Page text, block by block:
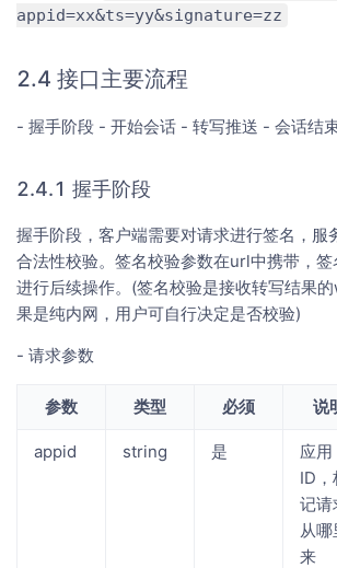
appid=xx&ts=yy&signature=zz
2.4 接口主要流程
- 握手阶段 - 开始会话 - 转写推送 - 会话结
2.4.1 握手阶段
握手阶段，客户端需要对请求进行签名，服
合法性校验。签名校验参数在url中携带，
进行后续操作。(签名校验是接收转写结果
果是纯内网，用户可自行决定是否校验)
- 请求参数
参数 类型 必须 说
appid string 是
应用
ID，
记请
从哪
来